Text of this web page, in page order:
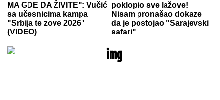
MA GDE DA ŽIVITE": Vučić
sa učesnicima kampa
"Srbija te zove 2026"
(VIDEO)
poklopio sve lažove!
Nisam pronašao dokaze
da je postojao "Sarajevski
safari"